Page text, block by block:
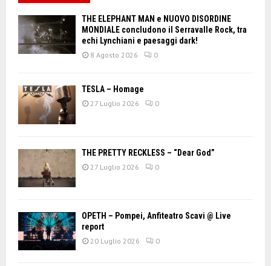
THE ELEPHANT MAN e NUOVO DISORDINE
MONDIALE concludono il Serravalle Rock, tra
echi Lynchiani e paesaggi dark!
8 Agosto 2026 0
TESLA – Homage
27 Luglio 2026 0
THE PRETTY RECKLESS – “Dear God”
27 Luglio 2026 0
OPETH – Pompei, Anfiteatro Scavi @ Live
report
20 Luglio 2026 0